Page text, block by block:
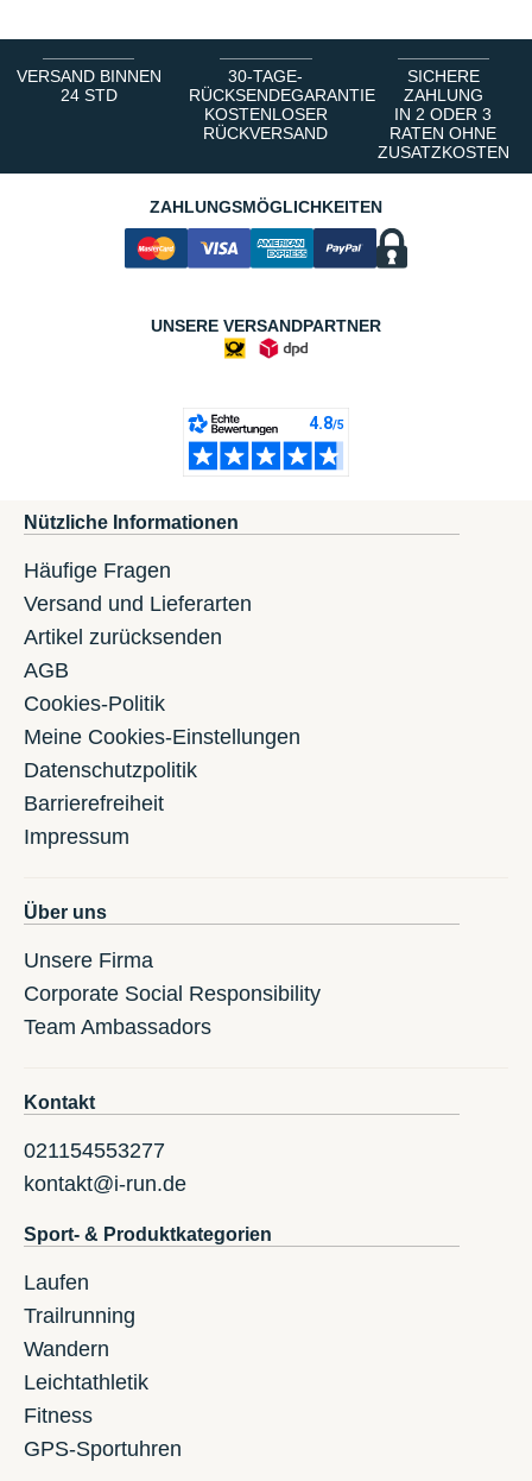
VERSAND BINNEN
24 STD
30-TAGE-
RÜCKSENDEGARANTIE
KOSTENLOSER
RÜCKVERSAND
SICHERE
ZAHLUNG
IN 2 ODER 3
RATEN OHNE
ZUSATZKOSTEN
ZAHLUNGSMÖGLICHKEITEN
UNSERE VERSANDPARTNER
Nützliche Informationen
Häufige Fragen
Versand und Lieferarten
Artikel zurücksenden
AGB
Cookies-Politik
Meine Cookies-Einstellungen
Datenschutzpolitik
Barrierefreiheit
Impressum
Über uns
Unsere Firma
Corporate Social Responsibility
Team Ambassadors
Kontakt
021154553277
kontakt@i-run.de
Sport- & Produktkategorien
Laufen
Trailrunning
Wandern
Leichtathletik
Fitness
GPS-Sportuhren